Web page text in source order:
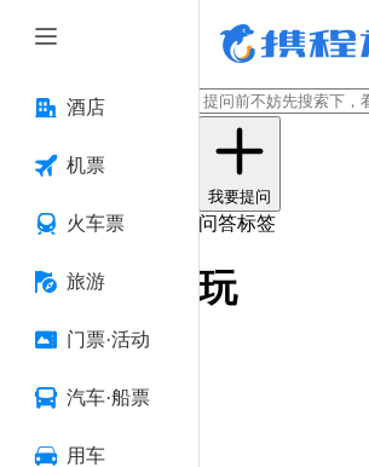
酒店
机票
火车票
旅游
门票·活动
汽车·船票
用车
我要提问
问答标签
玩